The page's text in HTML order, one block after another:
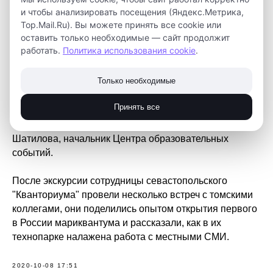
"Кванториума" г.Севастополь.
Анастасия Вакарчук, заместитель директора по
работе с федеральным оператором и партнёрами, и
общественно-массовой работе, приехали в Томск
впервые.
Шатилова, начальник Центра образовательных
событий.
После экскурсии сотрудницы севастопольского
"Кванториума" провели несколько встреч с томскими
коллегами, они поделились опытом открытия первого
в России мариквантума и рассказали, как в их
технопарке налажена работа с местными СМИ.
2020-10-08 17:51
и чтобы анализировать посещения (Яндекс.Метрика,
Top.Mail.Ru). Вы можете принять все cookie или
оставить только необходимые — сайт продолжит
работать. Политика использования cookie.
Только необходимые
Принять все